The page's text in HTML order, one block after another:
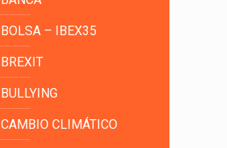
BOLSA – IBEX35
BREXIT
BULLYING
CAMBIO CLIMÁTICO